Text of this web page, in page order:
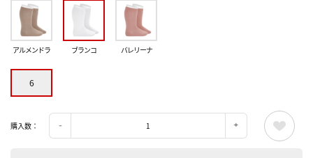
アルメンドラ ブランコ バレリーナ
6
購入数：